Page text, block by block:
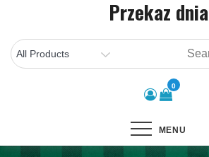
content
Przekaz dnia
0
MENU